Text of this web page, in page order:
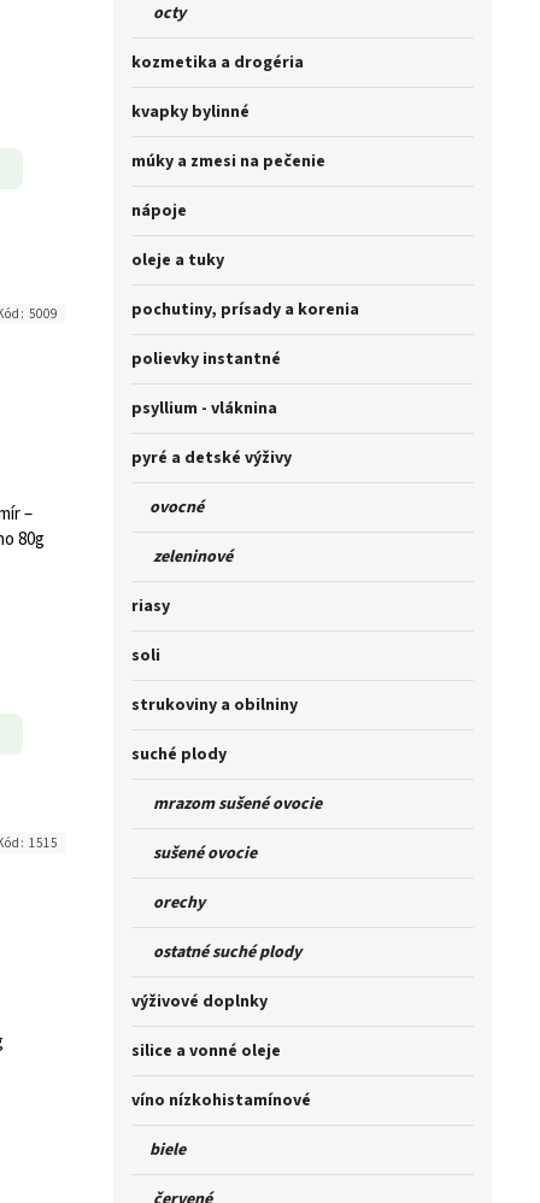
octy
kozmetika a drogéria
kvapky bylinné
múky a zmesi na pečenie
nápoje
oleje a tuky
pochutiny, prísady a korenia
polievky instantné
psyllium - vláknina
pyré a detské výživy
ovocné
zeleninové
riasy
soli
strukoviny a obilniny
suché plody
mrazom sušené ovocie
sušené ovocie
orechy
ostatné suché plody
výživové doplnky
silice a vonné oleje
víno nízkohistamínové
biele
–
80g
5009
1515